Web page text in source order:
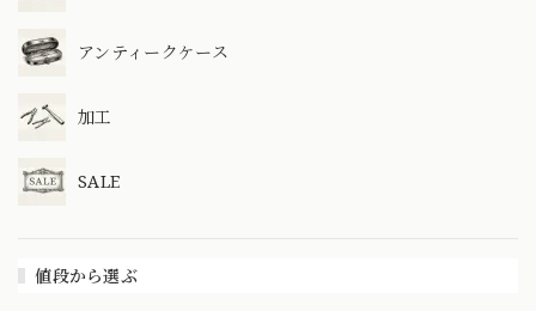
アンティークケース
加工
SALE
値段から選ぶ